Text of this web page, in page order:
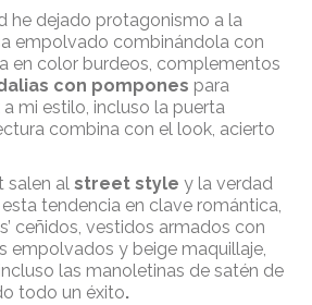
he dejado protagonismo a la
empolvado combinándola con
en color burdeos, complementos
con pompones para
mi estilo, incluso la puerta
combina con el look, acierto
salen al street style y la verdad
tendencia en clave romántica,
ceñidos, vestidos armados con
empolvados y beige maquillaje,
las manoletinas de satén de
todo un éxito.